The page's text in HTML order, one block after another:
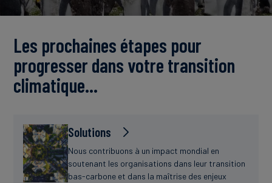
Les prochaines étapes pour
progresser dans votre transition
climatique…
Solutions
Nous contribuons à un impact mondial en
soutenant les organisations dans leur transition
bas-carbone et dans la maîtrise des enjeux